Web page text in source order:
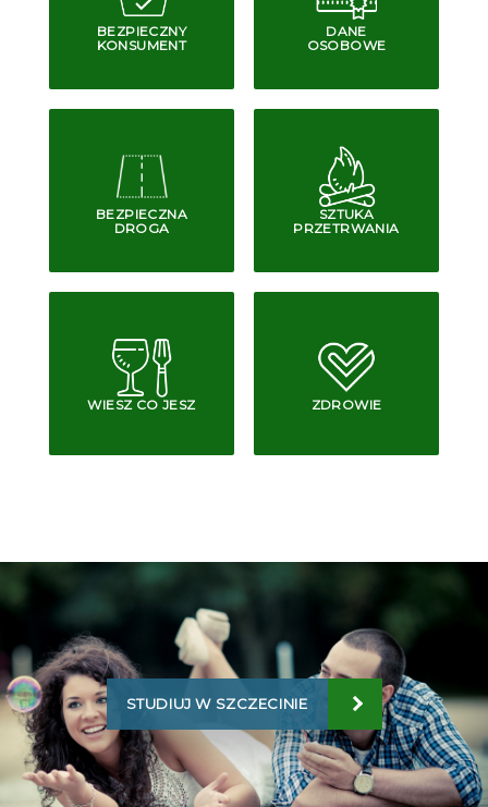
BEZPIECZNY
KONSUMENT
DANE
OSOBOWE
BEZPIECZNA
DROGA
SZTUKA
PRZETRWANIA
WIESZ CO JESZ ZDROWIE
STUDIUJ W SZCZECINIE